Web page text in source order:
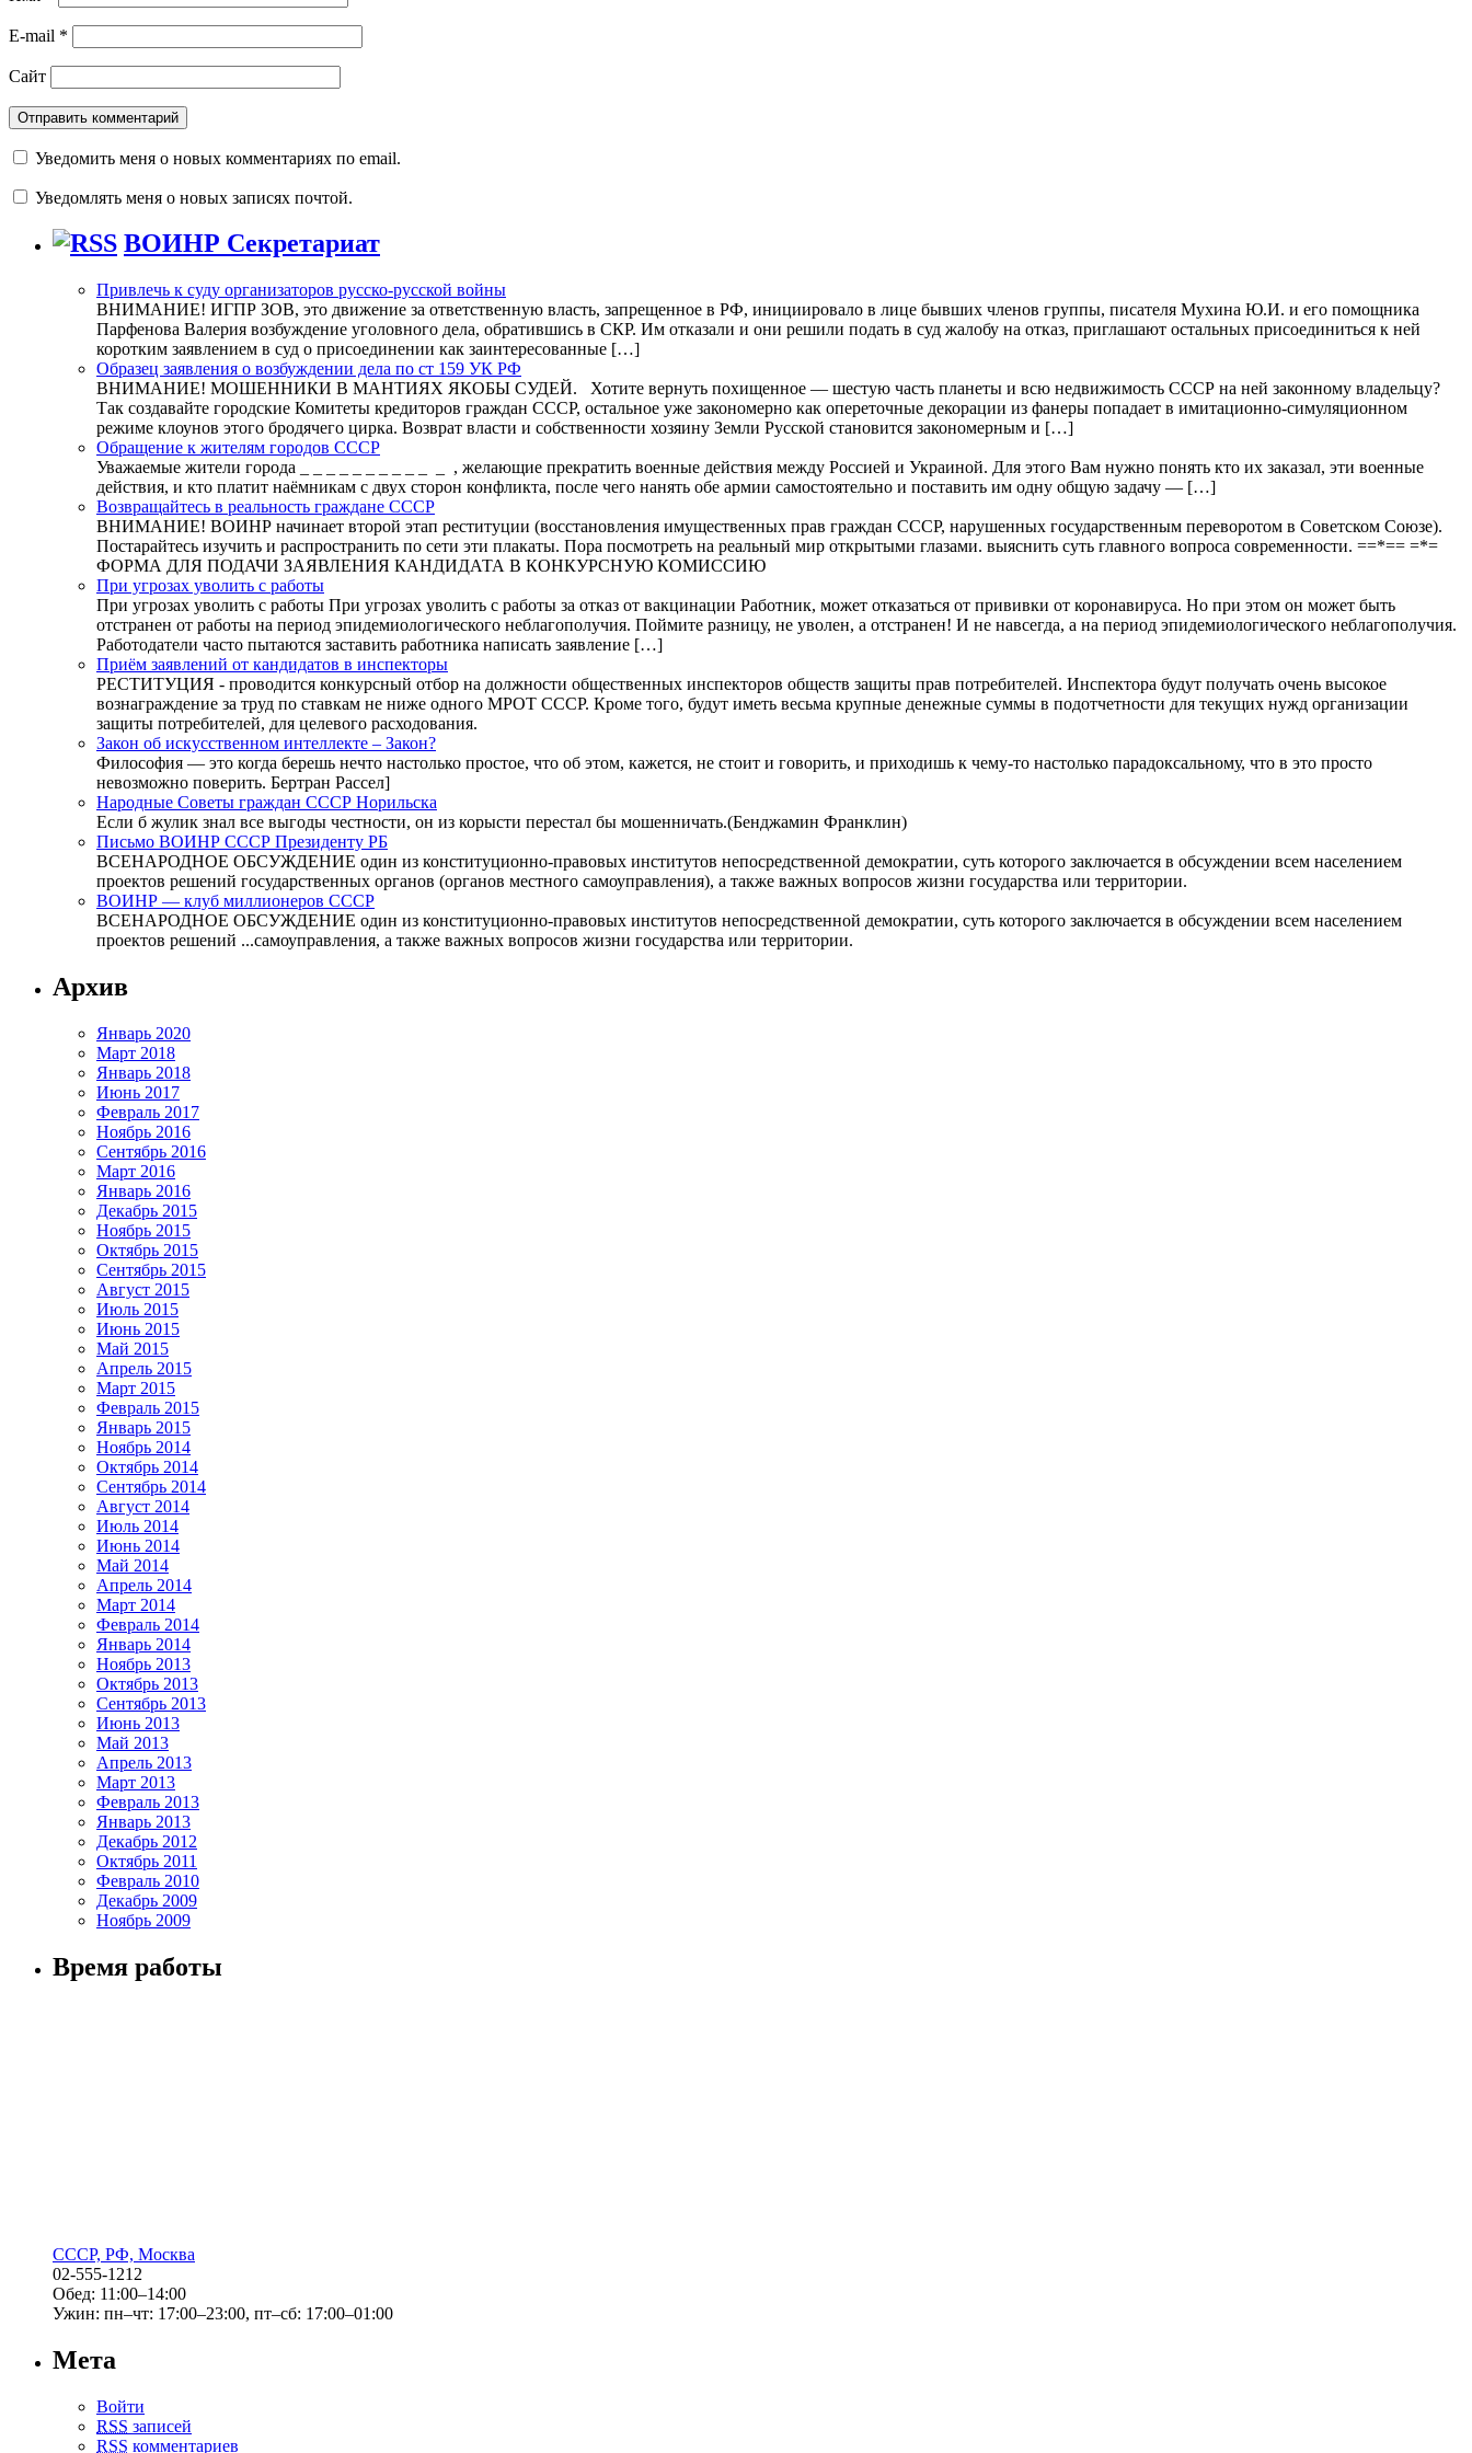
E-mail *
Сайт
Уведомить меня о новых комментариях по email.
Уведомлять меня о новых записях почтой.
ВОИНР Секретариат
Привлечь к суду организаторов русско-русской войны
ВНИМАНИЕ! ИГПР ЗОВ, это движение за ответственную власть, запрещенное в РФ, инициировало в лице бывших членов группы, писателя Мухина Ю.И. и его помощника
Парфенова Валерия возбуждение уголовного дела, обратившись в СКР. Им отказали и они решили подать в суд жалобу на отказ, приглашают остальных присоединиться к ней
коротким заявлением в суд о присоединении как заинтересованные […]
Образец заявления о возбуждении дела по ст 159 УК РФ
ВНИМАНИЕ! МОШЕННИКИ В МАНТИЯХ ЯКОБЫ СУДЕЙ. Хотите вернуть похищенное — шестую часть планеты и всю недвижимость СССР на ней законному владельцу?
Так создавайте городские Комитеты кредиторов граждан СССР, остальное уже закономерно как опереточные декорации из фанеры попадает в имитационно-симуляционном
режиме клоунов этого бродячего цирка. Возврат власти и собственности хозяину Земли Русской становится закономерным и […]
Обращение к жителям городов СССР
Уважаемые жители города _ _ _ _ _ _ _ _ _ _ _ , желающие прекратить военные действия между Россией и Украиной. Для этого Вам нужно понять кто их заказал, эти военные
действия, и кто платит наёмникам с двух сторон конфликта, после чего нанять обе армии самостоятельно и поставить им одну общую задачу — […]
Возвращайтесь в реальность граждане СССР
ВНИМАНИЕ! ВОИНР начинает второй этап реституции (восстановления имущественных прав граждан СССР, нарушенных государственным переворотом в Советском Союзе).
Постарайтесь изучить и распространить по сети эти плакаты. Пора посмотреть на реальный мир открытыми глазами. выяснить суть главного вопроса современности. ==*== =*=
ФОРМА ДЛЯ ПОДАЧИ ЗАЯВЛЕНИЯ КАНДИДАТА В КОНКУРСНУЮ КОМИССИЮ
При угрозах уволить с работы
При угрозах уволить с работы При угрозах уволить с работы за отказ от вакцинации Работник, может отказаться от прививки от коронавируса. Но при этом он может быть
отстранен от работы на период эпидемиологического неблагополучия. Поймите разницу, не уволен, а отстранен! И не навсегда, а на период эпидемиологического неблагополучия.
Работодатели часто пытаются заставить работника написать заявление […]
Приём заявлений от кандидатов в инспекторы
РЕСТИТУЦИЯ - проводится конкурсный отбор на должности общественных инспекторов обществ защиты прав потребителей. Инспектора будут получать очень высокое
вознаграждение за труд по ставкам не ниже одного МРОТ СССР. Кроме того, будут иметь весьма крупные денежные суммы в подотчетности для текущих нужд организации
защиты потребителей, для целевого расходования.
Закон об искусственном интеллекте – Закон?
Философия — это когда берешь нечто настолько простое, что об этом, кажется, не стоит и говорить, и приходишь к чему-то настолько парадоксальному, что в это просто
невозможно поверить. Бертран Рассел]
Народные Советы граждан СССР Норильска
Если б жулик знал все выгоды честности, он из корысти перестал бы мошенничать.(Бенджамин Франклин)
Письмо ВОИНР СССР Президенту РБ
ВСЕНАРОДНОЕ ОБСУЖДЕНИЕ один из конституционно-правовых институтов непосредственной демократии, суть которого заключается в обсуждении всем населением
проектов решений государственных органов (органов местного самоуправления), а также важных вопросов жизни государства или территории.
ВОИНР — клуб миллионеров СССР
ВСЕНАРОДНОЕ ОБСУЖДЕНИЕ один из конституционно-правовых институтов непосредственной демократии, суть которого заключается в обсуждении всем населением
проектов решений ...самоуправления, а также важных вопросов жизни государства или территории.
Архив
Январь 2020
Март 2018
Январь 2018
Июнь 2017
Февраль 2017
Ноябрь 2016
Сентябрь 2016
Март 2016
Январь 2016
Декабрь 2015
Ноябрь 2015
Октябрь 2015
Сентябрь 2015
Август 2015
Июль 2015
Июнь 2015
Май 2015
Апрель 2015
Март 2015
Февраль 2015
Январь 2015
Ноябрь 2014
Октябрь 2014
Сентябрь 2014
Август 2014
Июль 2014
Июнь 2014
Май 2014
Апрель 2014
Март 2014
Февраль 2014
Январь 2014
Ноябрь 2013
Октябрь 2013
Сентябрь 2013
Июнь 2013
Май 2013
Апрель 2013
Март 2013
Февраль 2013
Январь 2013
Декабрь 2012
Октябрь 2011
Февраль 2010
Декабрь 2009
Ноябрь 2009
Время работы
СССР, РФ, Москва
02-555-1212
Обед: 11:00–14:00
Ужин: пн–чт: 17:00–23:00, пт–сб: 17:00–01:00
Мета
Войти
RSS записей
RSS комментариев